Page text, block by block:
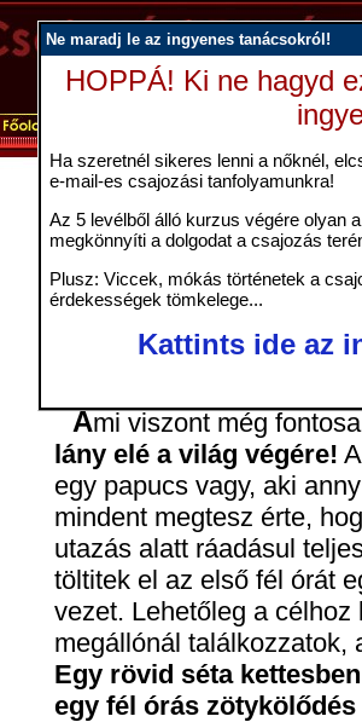
Ne maradj le az ingyenes tanácsokról!
HOPPÁ! Ki ne hagyd
Ha szeretnél sikeres lenni a nőknél,
e-mail-es csajozási tanfolyamunkra!
Az 5 levélből álló kurzus végére olyan
megkönnyíti a dolgodat a csajozás
Plusz: Viccek, mókás történetek a
érdekességek tömkelege...
Kattints ide az
Ahogyan egy
Mindig figyelj rá oda, amikor randit beszélsz meg egy
lánnyal, hogy a találkozó
10 percnyire legyen.
étteremben, moziban,
Ami viszont még
lány elé a világ végére!
egy papucs vagy, aki
mindent megtesz érte,
utazás alatt ráadásul
töltitek el az első fél órát
vezet. Lehetőleg a
megállónál találkozzatok,
Egy rövid séta
egy fél órás